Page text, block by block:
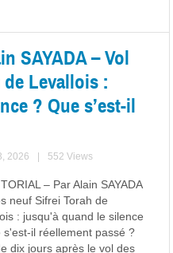
SAYADA – Vol
Levallois :
? Que s’est-il
2026 552 Views
– Par Alain SAYADA
neuf Sifrei Torah de
: jusqu'à quand le silence
s'est-il réellement passé ?
dix jours après le vol des